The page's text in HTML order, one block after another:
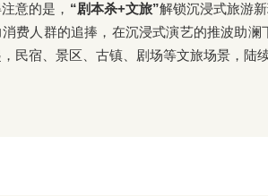
意的是， “剧本杀+文旅”解锁沉浸式旅游
费人群的追捧，在沉浸式演艺的推波助澜
民宿、景区、古镇、剧场等文旅场景，陆